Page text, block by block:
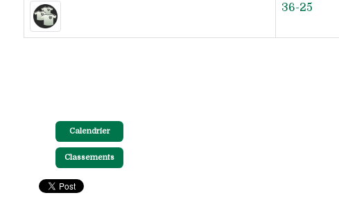
36-25
Calendrier
Classements